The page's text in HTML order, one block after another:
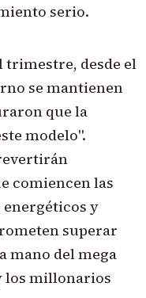
serio.
trimestre, desde el
se mantienen
que la
modelo".
comiencen las
energéticos y
superar
mano del mega
los millonarios